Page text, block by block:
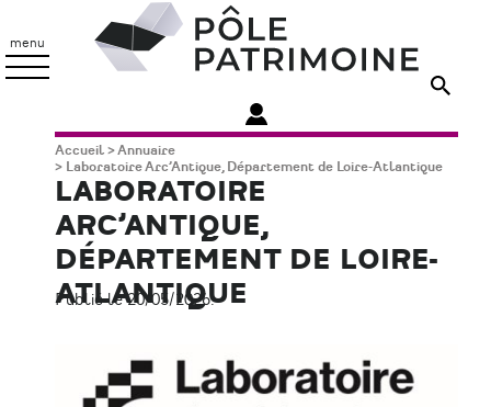
contenu
principal
menu
Patrimoine
Fil
d'Ariane
Accueil
Annuaire
Laboratoire Arc’Antique, Département de Loire-Atlantique
LABORATOIRE
ARC’ANTIQUE,
DÉPARTEMENT DE LOIRE-
ATLANTIQUE
Publié le 20/05/2026.